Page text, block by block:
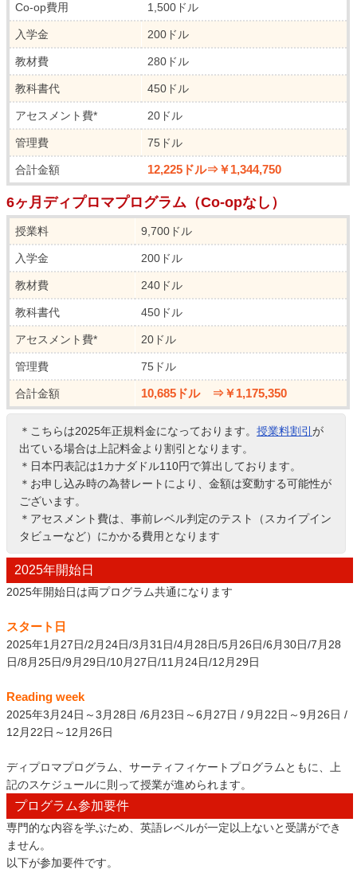
Co-op費用 1,500ドル
入学金 200ドル
教材費 280ドル
教科書代 450ドル
アセスメント費* 20ドル
管理費 75ドル
合計金額 12,225ドル⇒￥1,344,750
6ヶ月ディプロマプログラム（Co-opなし）
授業料 9,700ドル
入学金 200ドル
教材費 240ドル
教科書代 450ドル
アセスメント費* 20ドル
管理費 75ドル
合計金額 10,685ドル ⇒￥1,175,350
＊こちらは2025年正規料金になっております。授業料割引が
出ている場合は上記料金より割引となります。
＊日本円表記は1カナダドル110円で算出しております。
＊お申し込み時の為替レートにより、金額は変動する可能性が
ございます。
＊アセスメント費は、事前レベル判定のテスト（スカイプイン
タビューなど）にかかる費用となります
2025年開始日
2025年開始日は両プログラム共通になります
スタート日
2025年1月27日/2月24日/3月31日/4月28日/5月26日/6月30日/7月28
日/8月25日/9月29日/10月27日/11月24日/12月29日
Reading week
2025年3月24日～3月28日 /6月23日～6月27日 / 9月22日～9月26日 /
12月22日～12月26日
ディプロマプログラム、サーティフィケートプログラムともに、上
記のスケジュールに則って授業が進められます。
プログラム参加要件
専門的な内容を学ぶため、英語レベルが一定以上ないと受講ができ
ません。
以下が参加要件です。